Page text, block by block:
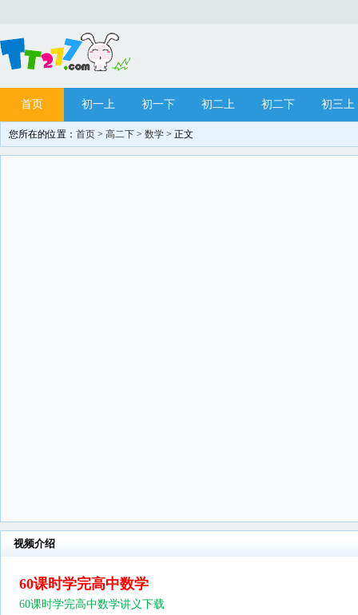
首页 初一上 初一下 初二上 初二下 初三上
网站站务 目录
您所在的位置： 首页 > 高二下 > 数学 > 正文
视频介绍
60课时学完高中数学
60课时学完高中数学讲义下载